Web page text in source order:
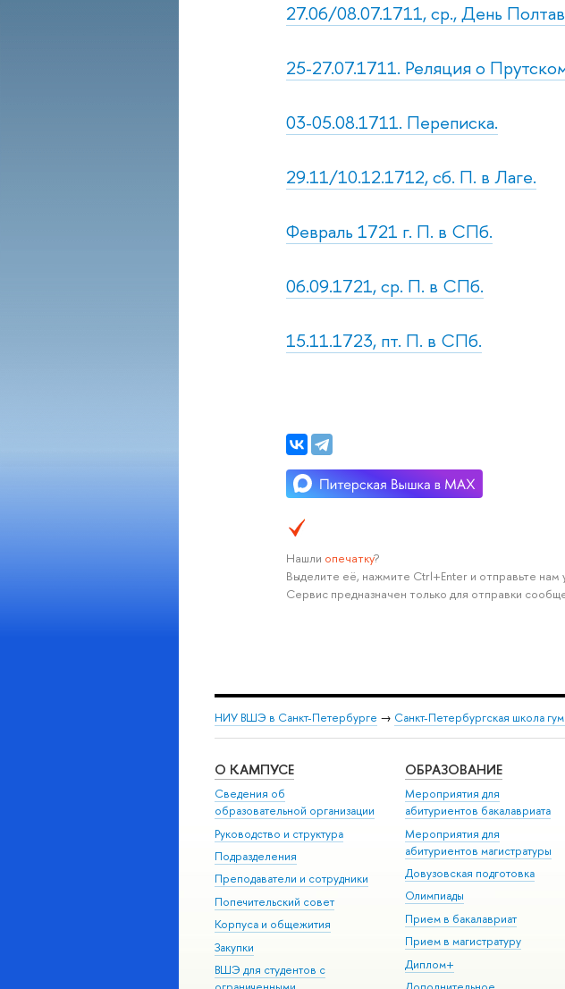
27.06/08.07.1711, ср., День
25-27.07.1711. Реляция о
03-05.08.1711. Переписка.
29.11/10.12.1712, сб. П. в Лаге.
Февраль 1721 г. П. в СПб.
06.09.1721, ср. П. в СПб.
15.11.1723, пт. П. в СПб.
Нашли опечатку?
Выделите её, нажмите Ctrl+Enter и отправьте нам
Сервис предназначен только для отправки
НИУ ВШЭ в Санкт-Петербурге → Санкт-Петербургская школа
О КАМПУСЕ
Сведения об
образовательной организации
Руководство и структура
Подразделения
Преподаватели и сотрудники
Попечительский совет
Корпуса и общежития
Закупки
ВШЭ для студентов с
ОБРАЗОВАНИЕ
Мероприятия для
абитуриентов бакалавриата
Мероприятия для
абитуриентов магистратуры
Довузовская подготовка
Олимпиады
Прием в бакалавриат
Прием в магистратуру
Диплом+